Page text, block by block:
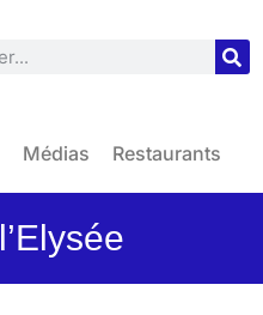
Médias Restaurants